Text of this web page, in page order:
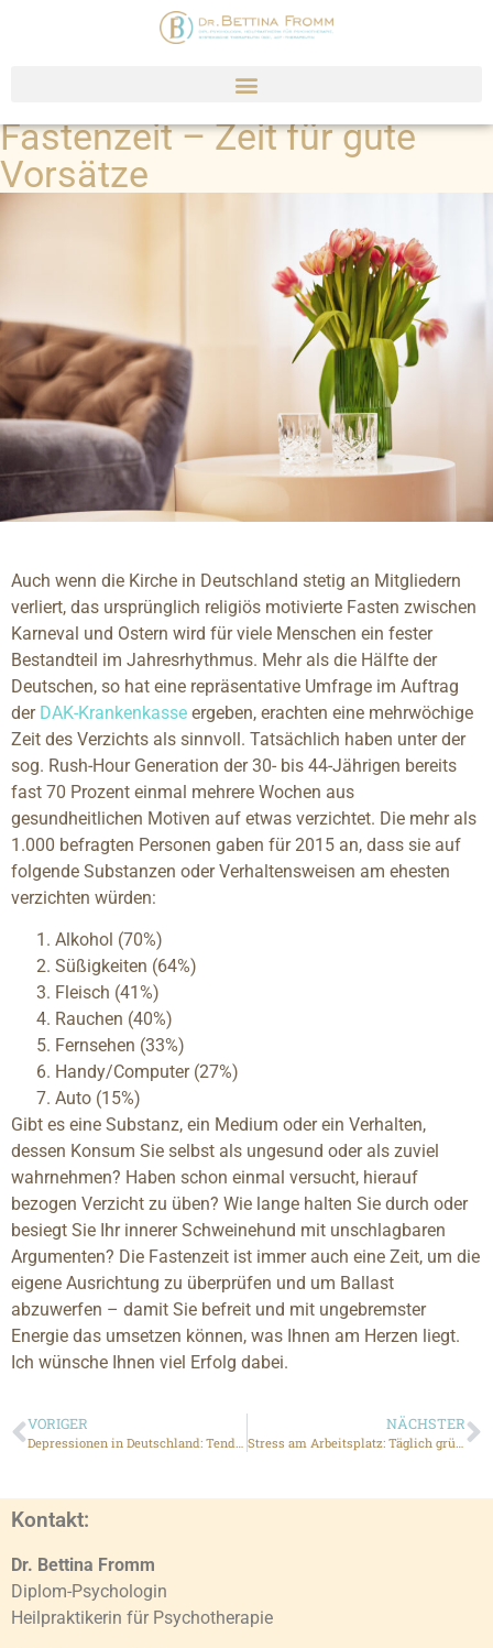
Fastenzeit – Zeit für gute
Vorsätze
Auch wenn die Kirche in Deutschland stetig an Mitgliedern
verliert, das ursprünglich religiös motivierte Fasten zwischen
Karneval und Ostern wird für viele Menschen ein fester
Bestandteil im Jahresrhythmus. Mehr als die Hälfte der
Deutschen, so hat eine repräsentative Umfrage im Auftrag
der DAK-Krankenkasse ergeben, erachten eine mehrwöchige
Zeit des Verzichts als sinnvoll. Tatsächlich haben unter der
sog. Rush-Hour Generation der 30- bis 44-Jährigen bereits
fast 70 Prozent einmal mehrere Wochen aus
gesundheitlichen Motiven auf etwas verzichtet. Die mehr als
1.000 befragten Personen gaben für 2015 an, dass sie auf
folgende Substanzen oder Verhaltensweisen am ehesten
verzichten würden:
Alkohol (70%)
Süßigkeiten (64%)
Fleisch (41%)
Rauchen (40%)
Fernsehen (33%)
Handy/Computer (27%)
Auto (15%)
Gibt es eine Substanz, ein Medium oder ein Verhalten,
dessen Konsum Sie selbst als ungesund oder als zuviel
wahrnehmen? Haben schon einmal versucht, hierauf
bezogen Verzicht zu üben? Wie lange halten Sie durch oder
besiegt Sie Ihr innerer Schweinehund mit unschlagbaren
Argumenten? Die Fastenzeit ist immer auch eine Zeit, um die
eigene Ausrichtung zu überprüfen und um Ballast
abzuwerfen – damit Sie befreit und mit ungebremster
Energie das umsetzen können, was Ihnen am Herzen liegt.
Ich wünsche Ihnen viel Erfolg dabei.
VORIGER
Depressionen in Deutschland: Tendenz steigend
NÄCHSTER
Stress am Arbeitsplatz: Täglich grüßt das Hamsterrad
Kontakt:
Dr. Bettina Fromm
Diplom-Psychologin
Heilpraktikerin für Psychotherapie